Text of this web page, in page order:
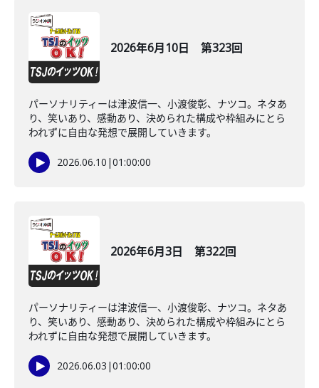
2026年6月10日 第323回
パーソナリティーは津波信一、小渡俊彰、ナツコ。ネタあ
り、笑いあり、感動あり、決められた構成や枠組みにとら
われずに自由な発想で展開していきます。
2026.06.10 |01:00:00
2026年6月3日 第322回
パーソナリティーは津波信一、小渡俊彰、ナツコ。ネタあ
り、笑いあり、感動あり、決められた構成や枠組みにとら
われずに自由な発想で展開していきます。
2026.06.03 |01:00:00